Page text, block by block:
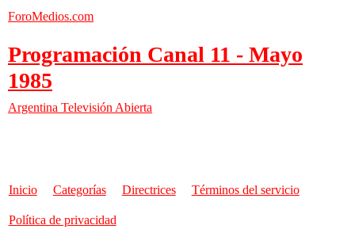
ForoMedios.com
Programación Canal 11 - Mayo
1985
Argentina Televisión Abierta
Inicio Categorías Directrices Términos del servicio
Política de privacidad